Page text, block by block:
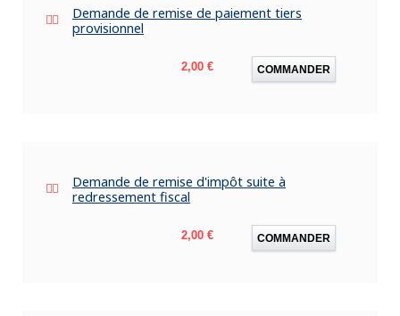
Demande de remise de paiement tiers
provisionnel
Prix
2,00 € COMMANDER
Demande de remise d'impôt suite à
redressement fiscal
Prix
2,00 € COMMANDER